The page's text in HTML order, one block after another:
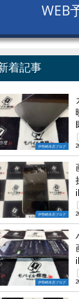
WEB
着記事
伊勢崎本店ブログ
伊勢崎本店ブログ
伊勢崎本店ブログ